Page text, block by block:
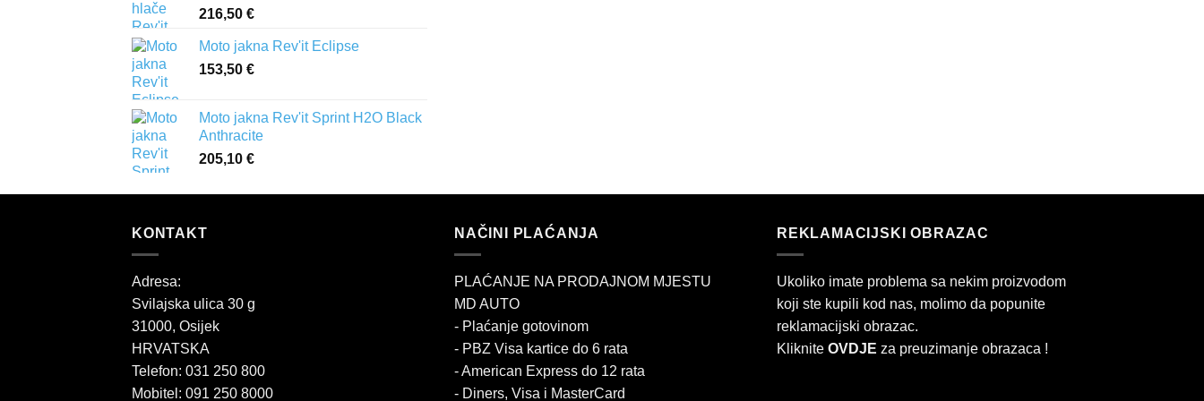
216,50 €
Moto jakna Rev'it Eclipse
153,50 €
Moto jakna Rev'it Sprint H2O Black
Anthracite
205,10 €
KONTAKT
Adresa:
Svilajska ulica 30 g
31000, Osijek
HRVATSKA
Telefon: 031 250 800
Mobitel: 091 250 8000
NAČINI PLAĆANJA
PLAĆANJE NA PRODAJNOM MJESTU
MD AUTO
- Plaćanje gotovinom
- PBZ Visa kartice do 6 rata
- American Express do 12 rata
- Diners, Visa i MasterCard
REKLAMACIJSKI OBRAZAC
Ukoliko imate problema sa nekim proizvodom
koji ste kupili kod nas, molimo da popunite
reklamacijski obrazac.
Kliknite OVDJE za preuzimanje obrazaca !